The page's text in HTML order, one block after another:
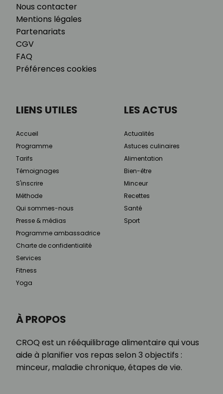
Nous contacter
Mentions légales
Partenariats
CGV
FAQ
Préférences cookies
À PROPOS
CROQ est un rééquilibrage alimentaire qui vous
aide à planifier vos repas selon 3 objectifs :
minceur, maladie chronique, étapes de vie.
LIENS UTILES
Accueil
Programme
Tarifs
Témoignages
S'inscrire
Méthode
Qui sommes-nous
Presse & médias
Programme ambassadrice
Charte de confidentialité
Services
Fitness
Yoga
LES ACTUS
Actualités
Astuces culinaires
Alimentation
Bien-être
Minceur
Recettes
Santé
Sport